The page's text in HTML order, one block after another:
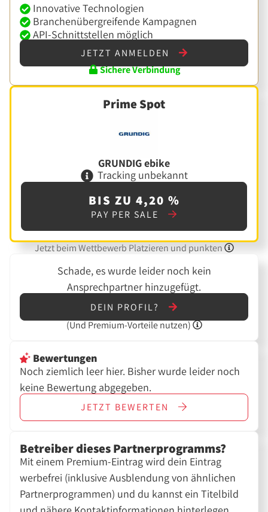
Innovative Technologien
Branchenübergreifende Kampagnen
API-Schnittstellen möglich
JETZT ANMELDEN
Sichere Verbindung
Prime Spot
GRUNDIG ebike
Tracking unbekannt
BIS ZU 4,20 %
PAY PER SALE
Jetzt beim Wettbewerb Platzieren und punkten
Schade, es wurde leider noch kein
Ansprechpartner hinzugefügt.
DEIN PROFIL?
(Und Premium-Vorteile nutzen)
Bewertungen
Noch ziemlich leer hier. Bisher wurde leider noch
keine Bewertung abgegeben.
JETZT BEWERTEN
Betreiber dieses Partnerprogramms?
Mit einem Premium-Eintrag wird dein Eintrag
werbefrei (inklusive Ausblendung von ähnlichen
Partnerprogrammen) und du kannst ein Titelbild